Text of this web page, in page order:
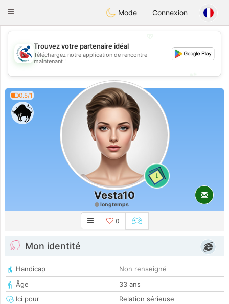
Handi Space
Toggle
Mode Connexion
💖
💕
Trouvez votre partenaire idéal
Téléchargez notre application de rencontre
maintenant !
0.5/1
1
Vesta10
longtemps
0
Mon identité
Handicap
Non renseigné
Âge
33 ans
Ici pour
Relation sérieuse